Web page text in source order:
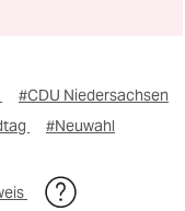
#CDU Niedersachsen
#Neuwahl